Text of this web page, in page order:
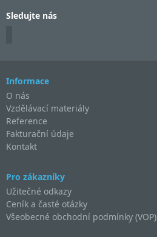
Sledujte nás
Informace
O nás
Vzdělávací materiály
Reference
Fakturační údaje
Kontakt
Pro zákazníky
Užitečné odkazy
Ceník a časté otázky
Všeobecné obchodní podmínky (VOP)